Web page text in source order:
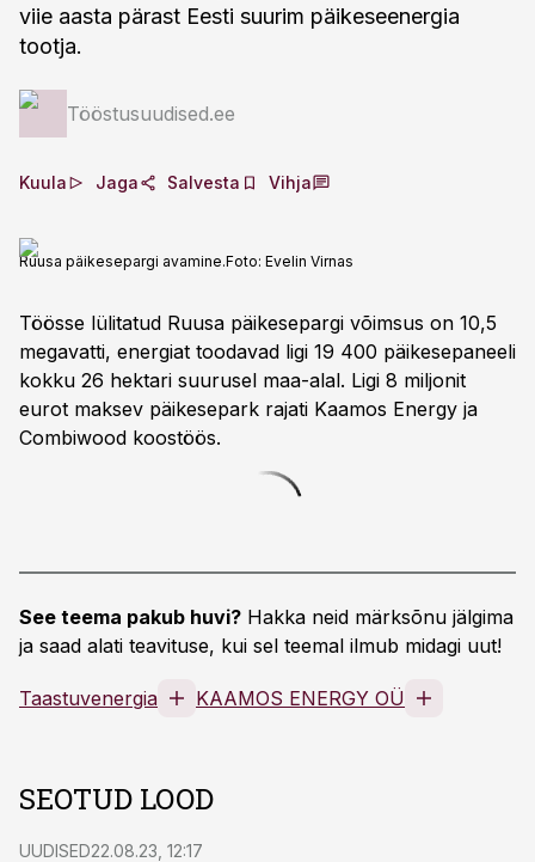
viie aasta pärast Eesti suurim päikeseenergia
tootja.
Tööstusuudised.ee
Kuula Jaga Salvesta Vihja
Ruusa päikesepargi avamine.Foto: Evelin Virnas
Töösse lülitatud Ruusa päikesepargi võimsus on 10,5
megavatti, energiat toodavad ligi 19 400 päikesepaneeli
kokku 26 hektari suurusel maa-alal. Ligi 8 miljonit
eurot maksev päikesepark rajati Kaamos Energy ja
Combiwood koostöös.
See teema pakub huvi? Hakka neid märksõnu jälgima
ja saad alati teavituse, kui sel teemal ilmub midagi uut!
Taastuvenergia KAAMOS ENERGY OÜ
SEOTUD LOOD
UUDISED22.08.23, 12:17